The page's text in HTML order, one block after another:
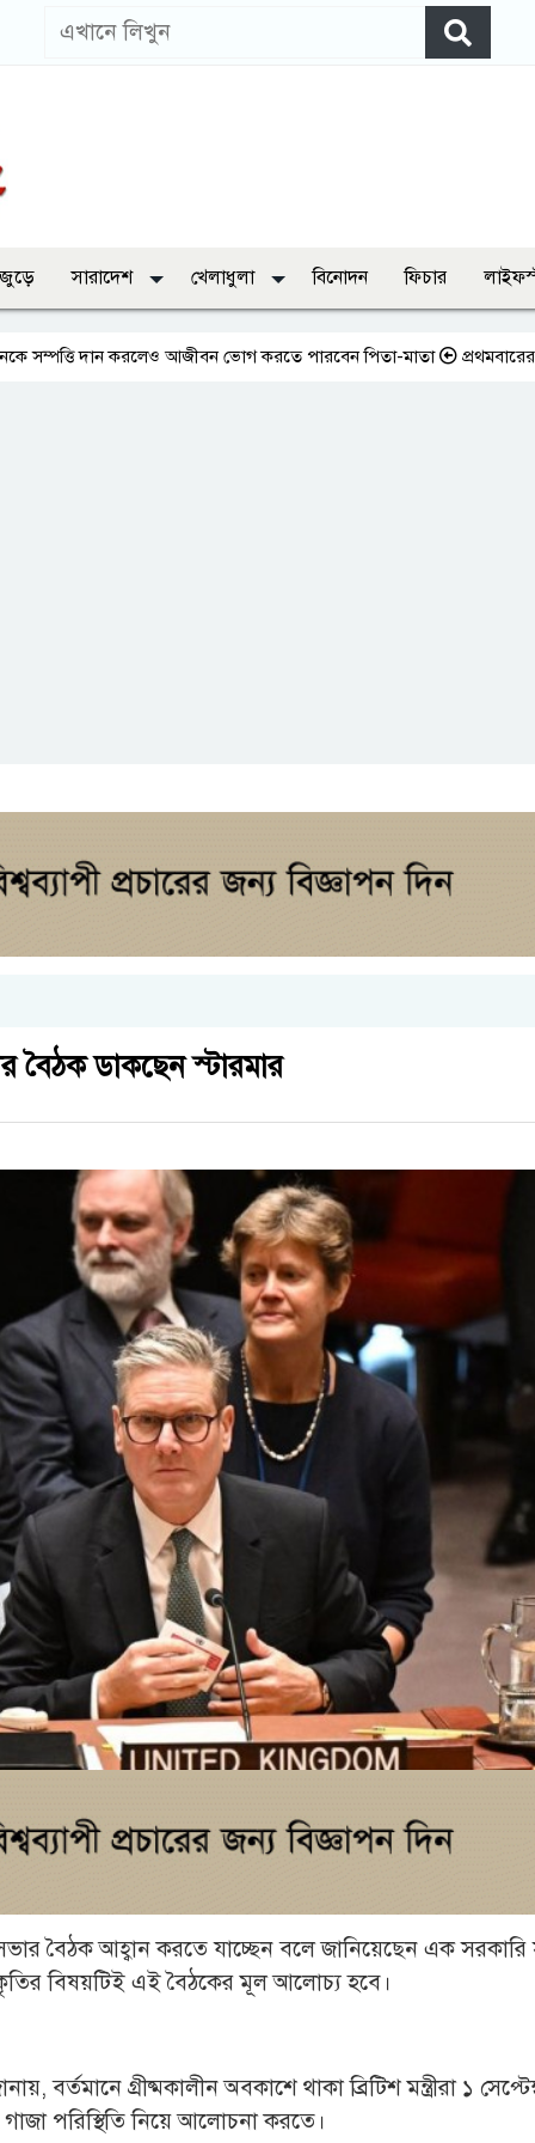
জুড়ে সারাদেশ খেলাধুলা বিনোদন ফিচার
করলেও আজীবন ভোগ করতে পারবেন পিতা-মাতা প্রথমবারের মতো
বৈঠক ডাকছেন স্টারমার
বৈঠক আহ্বান করতে যাচ্ছেন বলে জানিয়েছেন এক সরকারি
বিষয়টিই এই বৈঠকের মূল আলোচ্য হবে।
গ্রীষ্মকালীন অবকাশে থাকা ব্রিটিশ মন্ত্রীরা ১
পরিস্থিতি নিয়ে আলোচনা করতে।